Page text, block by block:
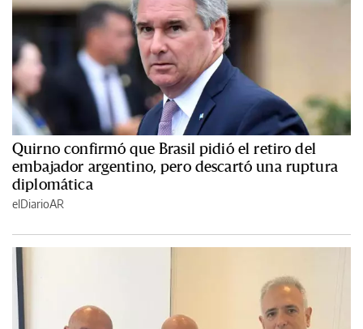
Quirno confirmó que Brasil pidió el retiro del
embajador argentino, pero descartó una ruptura
diplomática
elDiarioAR